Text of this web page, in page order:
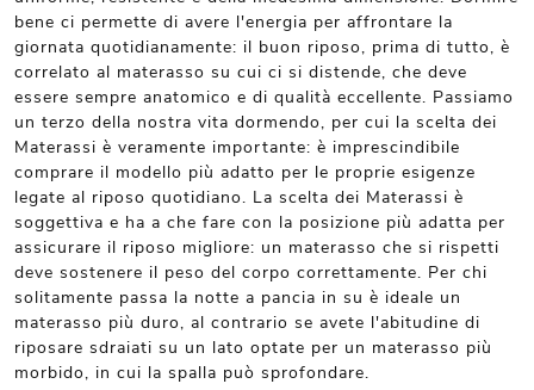
bene ci permette di avere l'energia per affrontare la
giornata quotidianamente: il buon riposo, prima di tutto, è
correlato al materasso su cui ci si distende, che deve
essere sempre anatomico e di qualità eccellente. Passiamo
un terzo della nostra vita dormendo, per cui la scelta dei
Materassi è veramente importante: è imprescindibile
comprare il modello più adatto per le proprie esigenze
legate al riposo quotidiano. La scelta dei Materassi è
soggettiva e ha a che fare con la posizione più adatta per
assicurare il riposo migliore: un materasso che si rispetti
deve sostenere il peso del corpo correttamente. Per chi
solitamente passa la notte a pancia in su è ideale un
materasso più duro, al contrario se avete l'abitudine di
riposare sdraiati su un lato optate per un materasso più
morbido, in cui la spalla può sprofondare.